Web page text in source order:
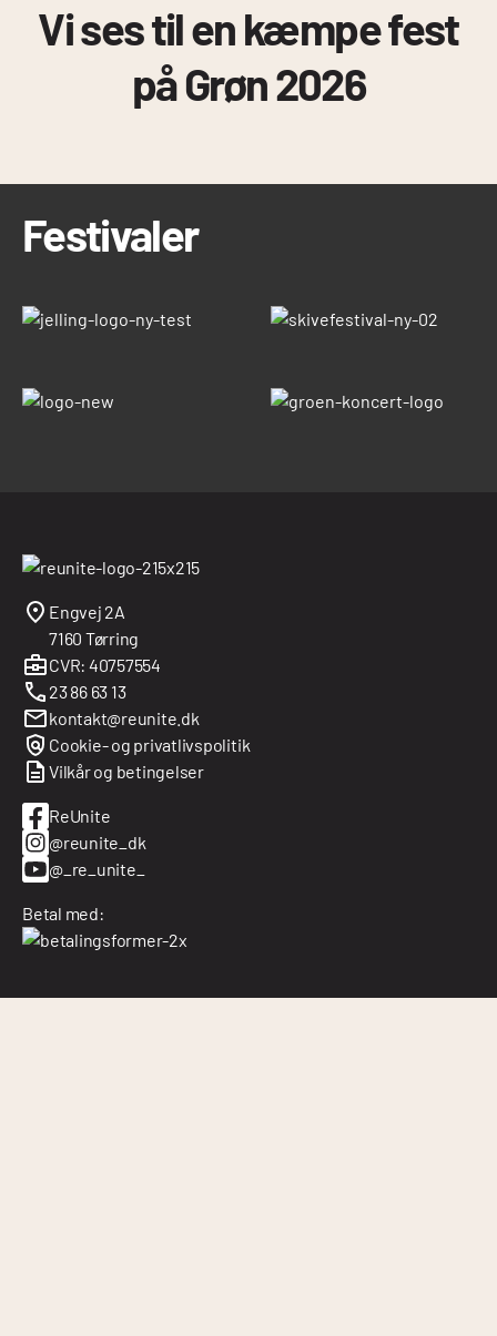
Vi ses til en kæmpe fest
på Grøn 2026
Festivaler
Engvej 2A
7160 Tørring
CVR: 40757554
23 86 63 13
kontakt@reunite.dk
Cookie- og privatlivspolitik
Vilkår og betingelser
ReUnite
@reunite_dk
@_re_unite_
Betal med: